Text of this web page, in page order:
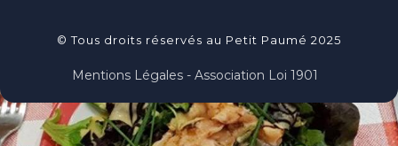
© Tous droits réservés au Petit Paumé 2025
Mentions Légales - Association Loi 1901